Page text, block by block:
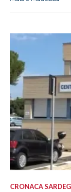
CRONACA